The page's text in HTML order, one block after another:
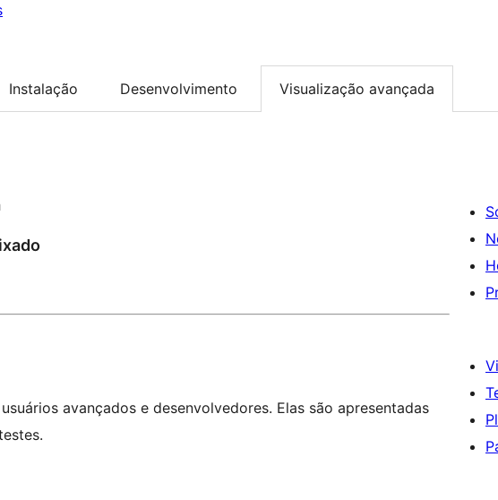
Instalação Desenvolvimento Visualização avançada
avançados e desenvolvedores. Elas são apresentadas